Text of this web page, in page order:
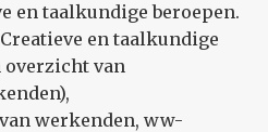
en taalkundige beroepen.
en taalkundige
overzicht van
werkenden, ww-